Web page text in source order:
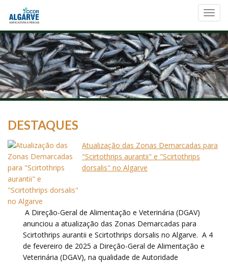
DESTAQUES
Atualização das Zonas Demarcadas para
"Scirtothrips aurantii" e "Scirtothrips
dorsalis" no Algarve
A Direção-Geral de Alimentação e Veterinária (DGAV)
anunciou a atualização das Zonas Demarcadas para
Scirtothrips aurantii e Scirtothrips dorsalis no Algarve. A 4
de fevereiro de 2025 a Direção-Geral de Alimentação e
Veterinária (DGAV), na qualidade de Autoridade